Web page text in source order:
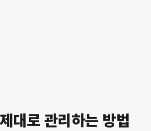
대로 관리하는 방법